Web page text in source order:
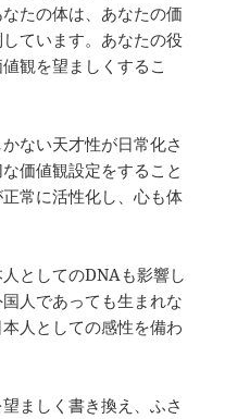
たの体は、あなたの価
ています。あなたの役
観を望ましくするこ
ない天才性が日常化さ
価値観設定をすること
常に活性化し、心も体
としてのDNAも影響し
人であっても生まれな
人としての感性を備わ
ましく書き換え、ふさ